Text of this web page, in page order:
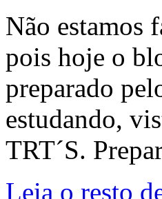
Não estamos
pois hoje o
preparado
estudando,
TRT´S.
Leia o resto